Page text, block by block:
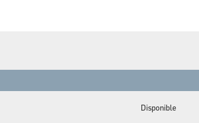
Disponible